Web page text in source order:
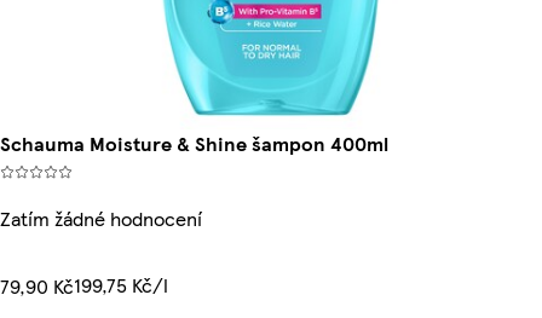
Schauma Moisture & Shine šampon 400ml
Zatím žádné hodnocení
79,90 Kč199,75 Kč/l